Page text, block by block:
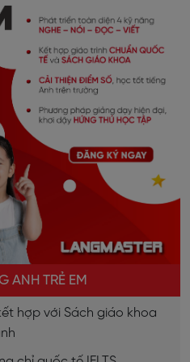
ANH TRẺ EM
hợp với Sách giáo khoa